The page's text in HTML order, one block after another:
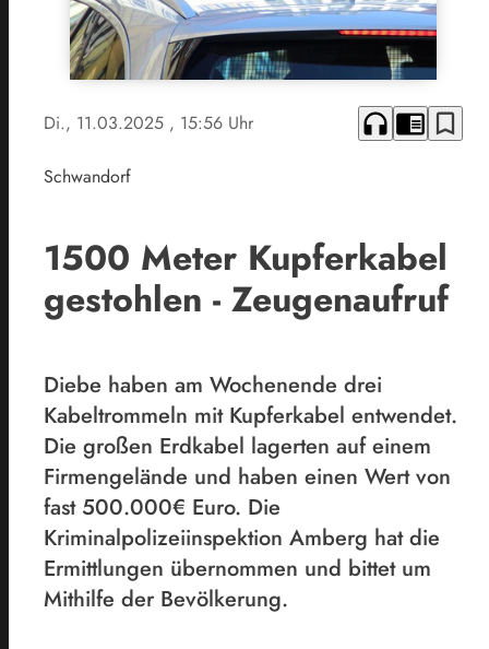
Di., 11.03.2025 , 15:56 Uhr headphones chrome_reader_mode bookmark_border
Schwandorf
1500 Meter Kupferkabel
gestohlen - Zeugenaufruf
Diebe haben am Wochenende drei
Kabeltrommeln mit Kupferkabel entwendet.
Die großen Erdkabel lagerten auf einem
Firmengelände und haben einen Wert von
fast 500.000€ Euro. Die
Kriminalpolizeiinspektion Amberg hat die
Ermittlungen übernommen und bittet um
Mithilfe der Bevölkerung.